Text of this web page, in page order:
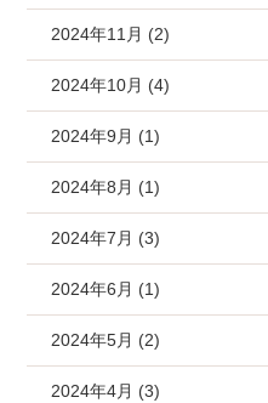
2024年11月 (2)
2024年10月 (4)
2024年9月 (1)
2024年8月 (1)
2024年7月 (3)
2024年6月 (1)
2024年5月 (2)
2024年4月 (3)